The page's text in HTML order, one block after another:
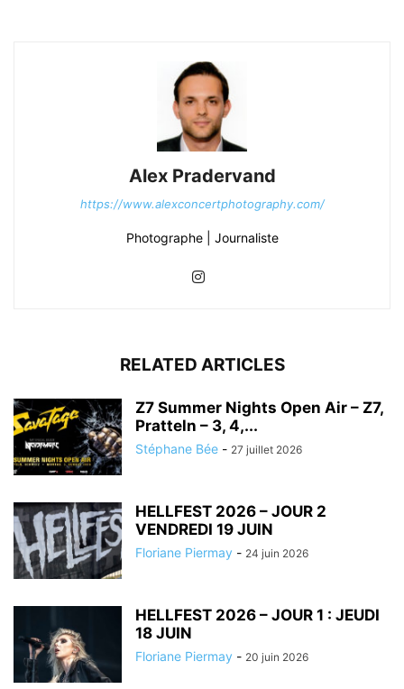
Alex Pradervand
https://www.alexconcertphotography.com/
Photographe | Journaliste
RELATED ARTICLES
Z7 Summer Nights Open Air – Z7,
Pratteln – 3, 4,...
Stéphane Bée - 27 juillet 2026
HELLFEST 2026 – JOUR 2
VENDREDI 19 JUIN
Floriane Piermay - 24 juin 2026
HELLFEST 2026 – JOUR 1 : JEUDI
18 JUIN
Floriane Piermay - 20 juin 2026